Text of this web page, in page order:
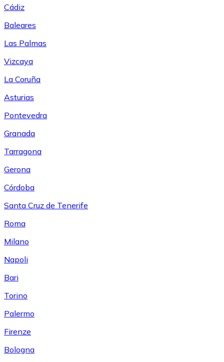
Cádiz
Baleares
Las Palmas
Vizcaya
La Coruña
Asturias
Pontevedra
Granada
Tarragona
Gerona
Córdoba
Santa Cruz de Tenerife
Roma
Milano
Napoli
Bari
Torino
Palermo
Firenze
Bologna